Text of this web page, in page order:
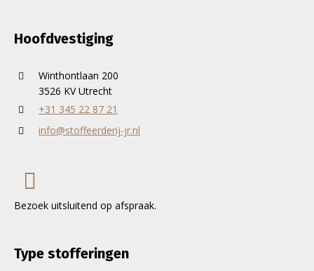
Hoofdvestiging
Winthontlaan 200
3526 KV Utrecht
+31 345 22 87 21
info@stoffeerderij-jr.nl
Bezoek uitsluitend op afspraak.
Type stofferingen